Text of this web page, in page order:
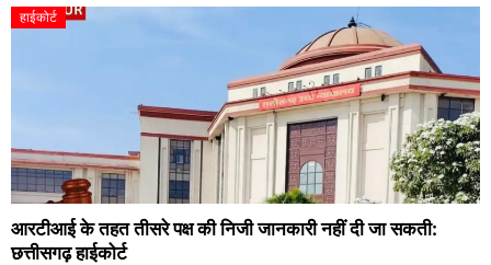
हाईकोर्ट
आरटीआई के तहत तीसरे पक्ष की निजी जानकारी नहीं दी जा सकती:
छत्तीसगढ़ हाईकोर्ट